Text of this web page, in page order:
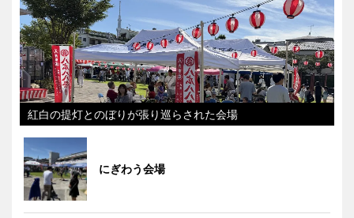
紅白の提灯とのぼりが張り巡らされた会場
にぎわう会場